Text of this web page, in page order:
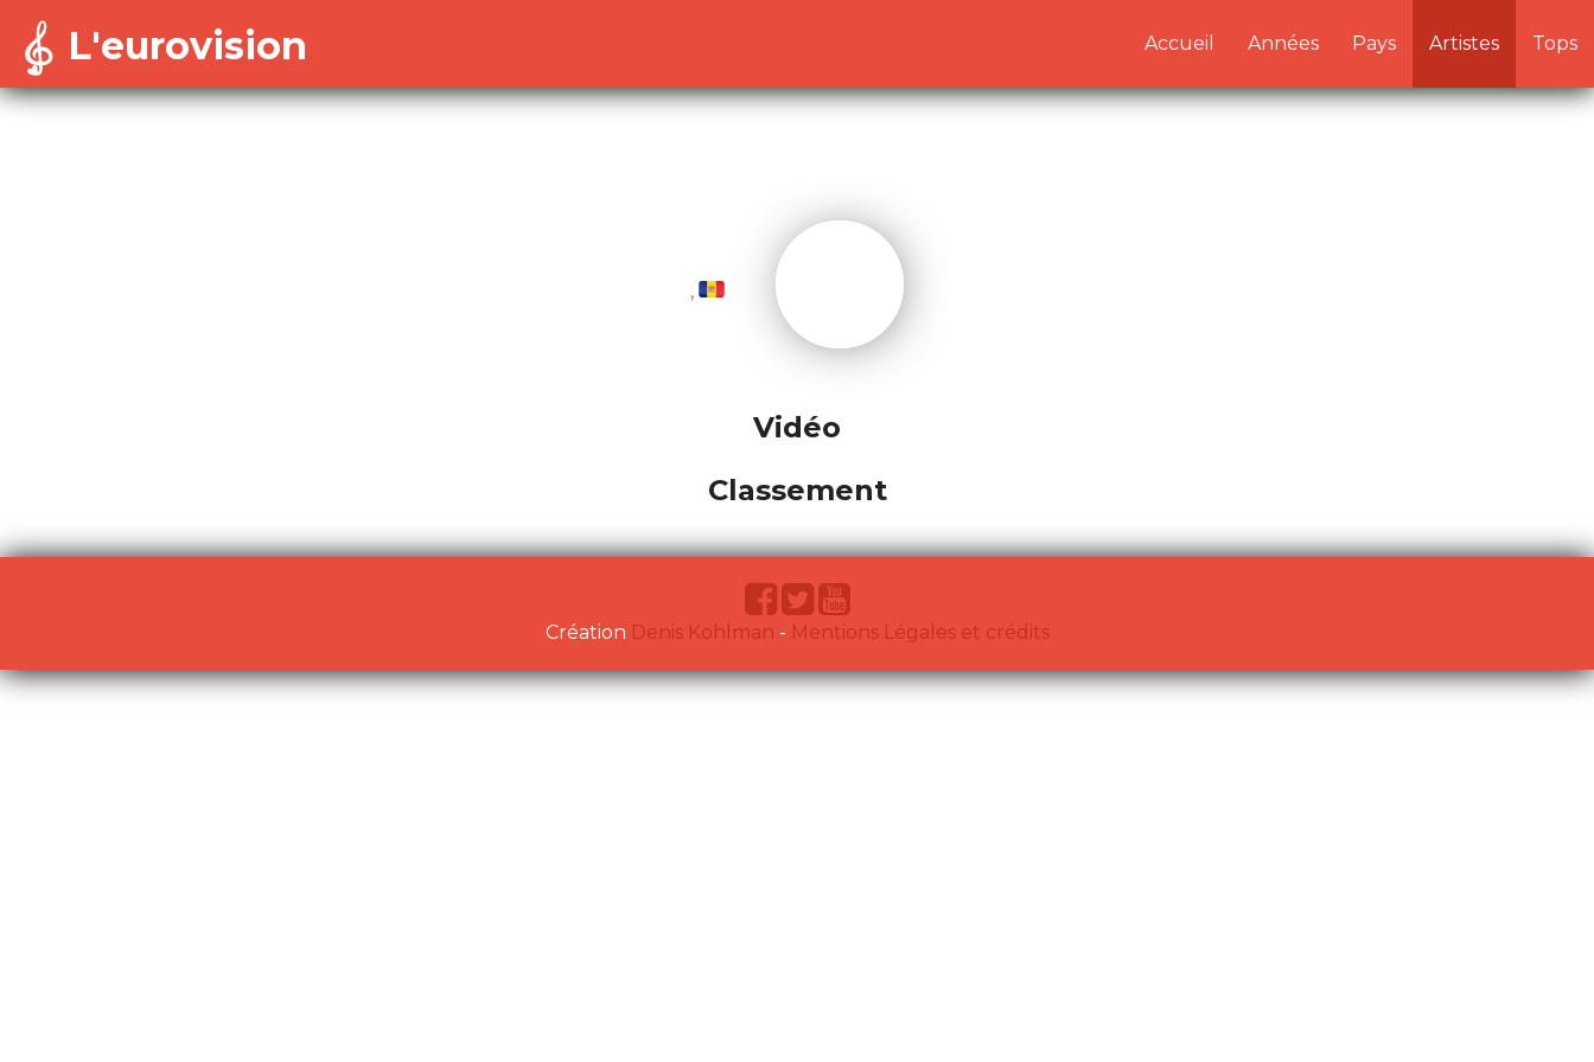
Warning
: Cannot modify header information - headers already sent by (output started at /home/dekoh/eurovision/artistes.php:1) in
/home/dekoh/eurovision/includes/session-config.inc.php
L'eurovision Tops
Artistes
Pays
Années
Accueil
,
Vidéo
Classement
Création Denis Kohlman - Mentions Légales et crédits